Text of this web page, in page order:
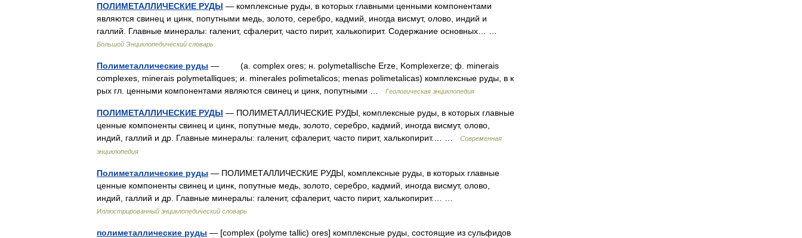
ПОЛИМЕТАЛЛИЧЕСКИЕ РУДЫ — комплексные руды, в которых главными ценными компонентами
являются свинец и цинк, попутными медь, золото, серебро, кадмий, иногда висмут, олово, индий и
галлий. Главные минералы: галенит, сфалерит, часто пирит, халькопирит. Содержание основных… …
Большой Энциклопедический словарь
Полиметаллические руды — (a. complex ores; н. polymetallische Erze, Komplexerze; ф. minerais
complexes, minerais polymetalliques; и. minerales polimetalicos; menas polimetalicas) комплексные руды, в к
рых гл. ценными компонентами являются свинец и цинк, попутными …
Геологическая энциклопедия
ПОЛИМЕТАЛЛИЧЕСКИЕ РУДЫ — ПОЛИМЕТАЛЛИЧЕСКИЕ РУДЫ, комплексные руды, в которых главные
ценные компоненты свинец и цинк, попутные медь, золото, серебро, кадмий, иногда висмут, олово,
индий, галлий и др. Главные минералы: галенит, сфалерит, часто пирит, халькопирит.… …
Современная
энциклопедия
Полиметаллические руды — ПОЛИМЕТАЛЛИЧЕСКИЕ РУДЫ, комплексные руды, в которых главные
ценные компоненты свинец и цинк, попутные медь, золото, серебро, кадмий, иногда висмут, олово,
индий, галлий и др. Главные минералы: галенит, сфалерит, часто пирит, халькопирит.… …
Иллюстрированный энциклопедический словарь
полиметаллические руды — [complex (polyme tallic) ores] комплексные руды, состоящие из сульфидов